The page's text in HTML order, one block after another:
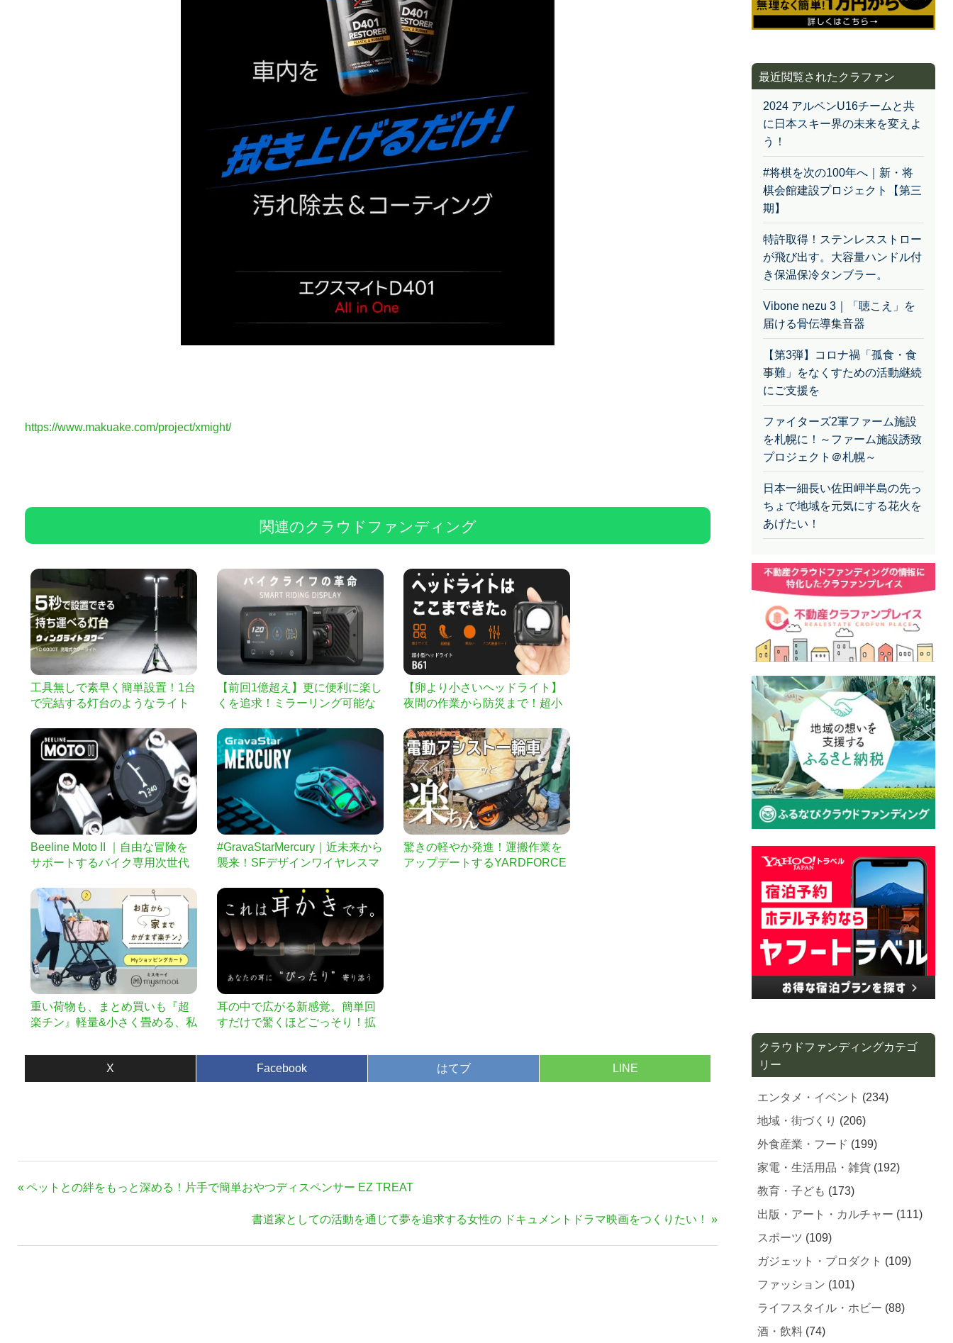
https://www.makuake.com/project/xmight/
関連のクラウドファンディング
工具無しで素早く簡単設置！1台
で完結する灯台のようなライト
【前回1億超え】更に便利に楽し
くを追求！ミラーリング可能な
【卵より小さいヘッドライト】
夜間の作業から防災まで！超小
Beeline Moto II ｜自由な冒険を
サポートするバイク専用次世代
#GravaStarMercury｜近未来から
襲来！SFデザインワイヤレスマ
驚きの軽やか発進！運搬作業を
アップデートするYARDFORCE
重い荷物も、まとめ買いも『超
楽チン』軽量&小さく畳める、私
耳の中で広がる新感覚。簡単回
すだけで驚くほどごっそり！拡
X Facebook はてブ LINE
投
ビ
前
ペットとの絆をもっと深める！片手で簡単おやつディスペンサー EZ TREAT
次
書道家としての活動を通じて夢を追求する女性の ドキュメントドラマ映画をつくりたい！
最近閲覧されたクラファン
2024 アルペンU16チームと共
に日本スキー界の未来を変えよ
う！
#将棋を次の100年へ｜新・将
棋会館建設プロジェクト【第三
期】
特許取得！ステンレスストロー
が飛び出す。大容量ハンドル付
き保温保冷タンブラー。
Vibone nezu 3｜「聴こえ」を
届ける骨伝導集音器
【第3弾】コロナ禍「孤食・食
事難」をなくすための活動継続
にご支援を
ファイターズ2軍ファーム施設
を札幌に！～ファーム施設誘致
プロジェクト＠札幌～
日本一細長い佐田岬半島の先っ
ちょで地域を元気にする花火を
あげたい！
クラウドファンディングカテゴ
リー
エンタメ・イベント (234)
地域・街づくり (206)
外食産業・フード (199)
家電・生活用品・雑貨 (192)
教育・子ども (173)
出版・アート・カルチャー (111)
スポーツ (109)
ガジェット・プロダクト (109)
ファッション (101)
ライフスタイル・ホビー (88)
酒・飲料 (74)